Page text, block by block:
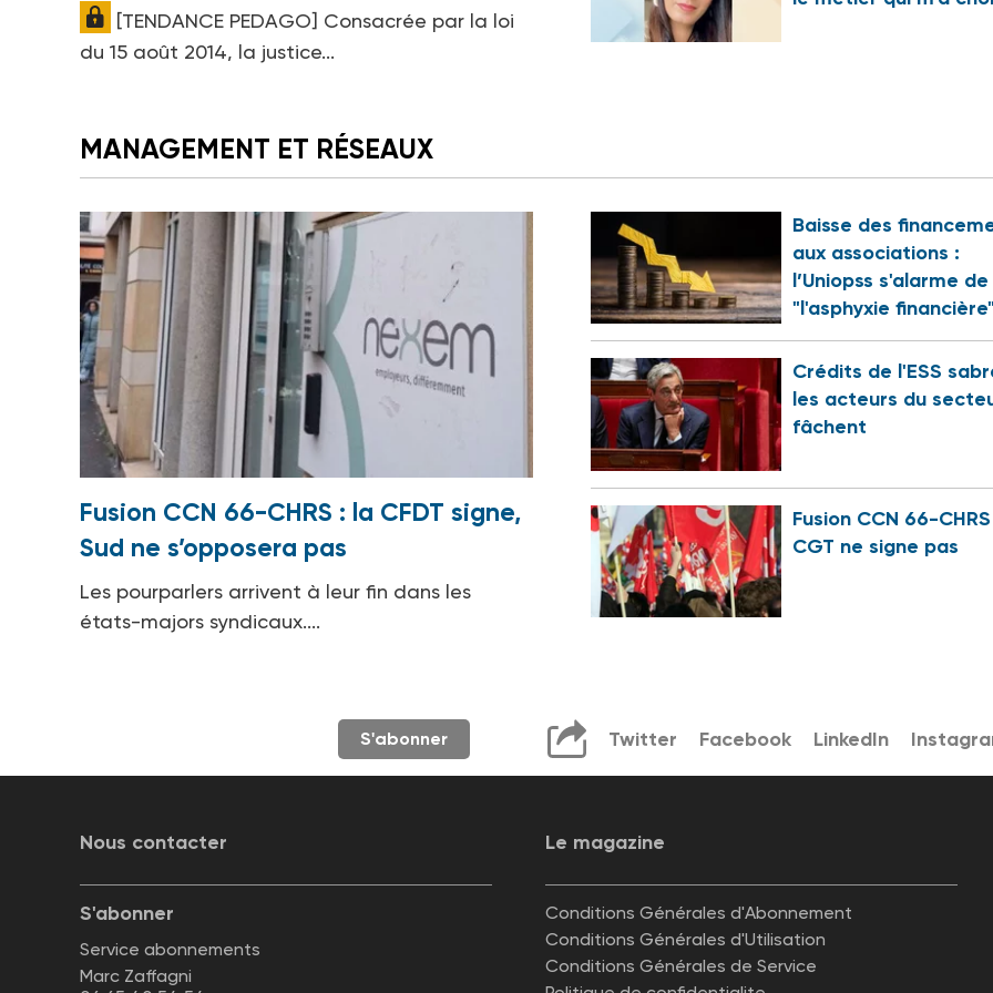
[TENDANCE PEDAGO] Consacrée par la loi
du 15 août 2014, la justice...
MANAGEMENT ET RÉSEAUX
Fusion CCN 66-CHRS : la CFDT signe,
Sud ne s’opposera pas
Les pourparlers arrivent à leur fin dans les
états-majors syndicaux....
Baisse des
aux associations :
l’Uniopss s'alarme de
"l'asphyxie financière"
Crédits de l'ESS
les acteurs du
fâchent
Fusion CCN 66-
CGT ne signe pas
S'abonner Twitter Facebook LinkedIn
Nous contacter Le magazine
S'abonner
Service abonnements
Marc Zaffagni
Conditions Générales d'Abonnement
Conditions Générales d'Utilisation
Conditions Générales de Service